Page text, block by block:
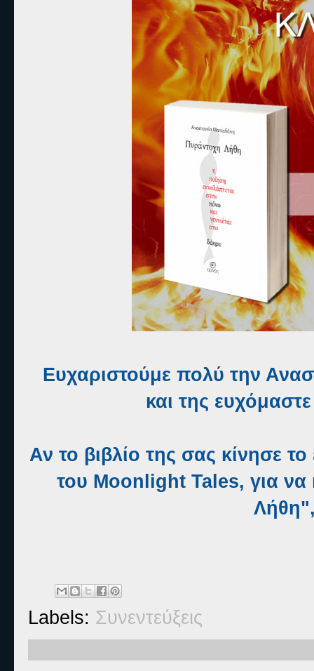
Ευχαριστούμε πολύ την
και της
Αν το βιβλίο της σας κίνησε
του Moonlight Tales, για να
Labels: Συνεντεύξεις